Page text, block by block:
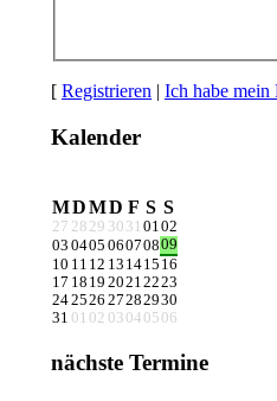
[ Registrieren | Ich habe mein
Kalender
MDMD F S S
27 28 29 30 31 0102
03 0405 06070809
10 11 12 13 1415 16
17 18 19 20212223
242526 27282930
31 01 02 03 04 05 06
nächste Termine